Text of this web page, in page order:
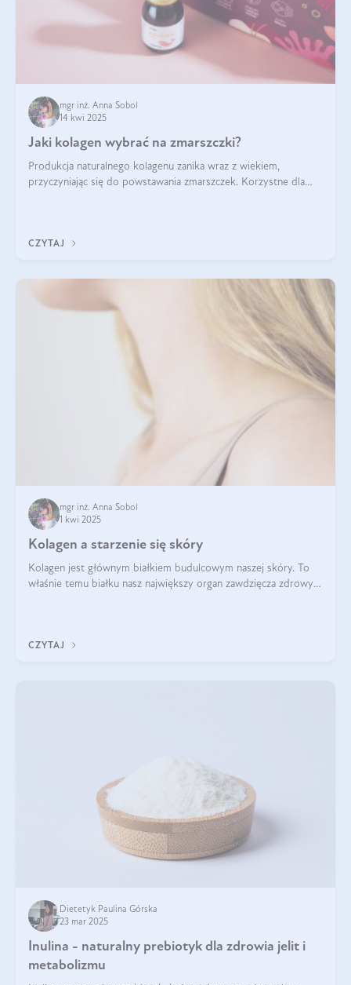
mgr inż. Anna Sobol
14 kwi 2025
Jaki kolagen wybrać na zmarszczki?
Produkcja naturalnego kolagenu zanika wraz z wiekiem,
przyczyniając się do powstawania zmarszczek. Korzystne dla
CZYTAJ
mgr inż. Anna Sobol
1 kwi 2025
Kolagen a starzenie się skóry
Kolagen jest głównym białkiem budulcowym naszej skóry. To
właśnie temu białku nasz największy organ zawdzięcza zdrowy
CZYTAJ
Dietetyk Paulina Górska
23 mar 2025
Inulina - naturalny prebiotyk dla zdrowia jelit i
metabolizmu